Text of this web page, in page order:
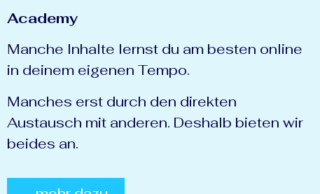
Academy
Manche Inhalte lernst du am besten online
in deinem eigenen Tempo.
Manches erst durch den direkten
Austausch mit anderen. Deshalb bieten wir
beides an.